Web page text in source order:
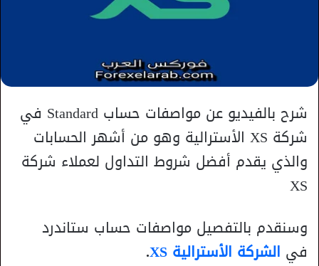
شرح بالفيديو عن مواصفات حساب Standard في
شركة XS الأسترالية وهو من أشهر الحسابات
والذي يقدم أفضل شروط التداول لعملاء شركة
XS
وسنقدم بالتفصيل مواصفات حساب ستاندرد
في الشركة الأسترالية XS
.